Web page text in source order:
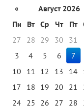
« Август 2026
Пн
Вт Ср Чт Пт
27
28 29 30 31
3
4 5 6 7
10
11 12 13 14
17
18 19 20 21
24 25 26 27 28